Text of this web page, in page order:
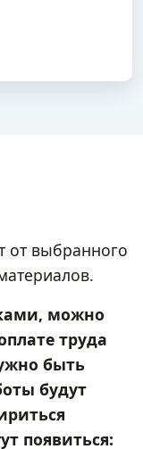
от выбранного
можно
труда
быть
будут
появиться: